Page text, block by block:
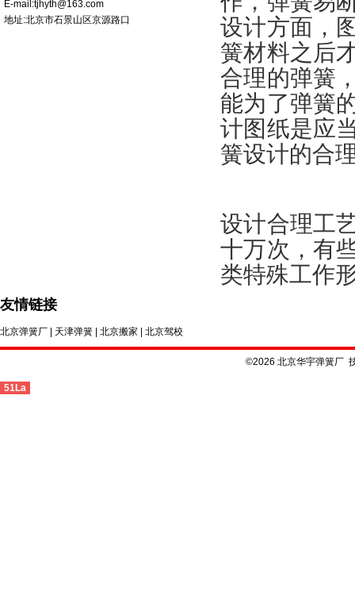
E-mail:tjhyth@163.com
地址:北京市石景山区京源路口
设计方面，
簧材料之后
合理的弹簧
能为了弹簧
计图纸是应
簧设计的合
设计合理工
十万次，有
类特殊工作
友情链接
北京弹簧厂 天津弹簧 北京搬家 北京驾校
©2026 北京华宇弹簧厂
51La